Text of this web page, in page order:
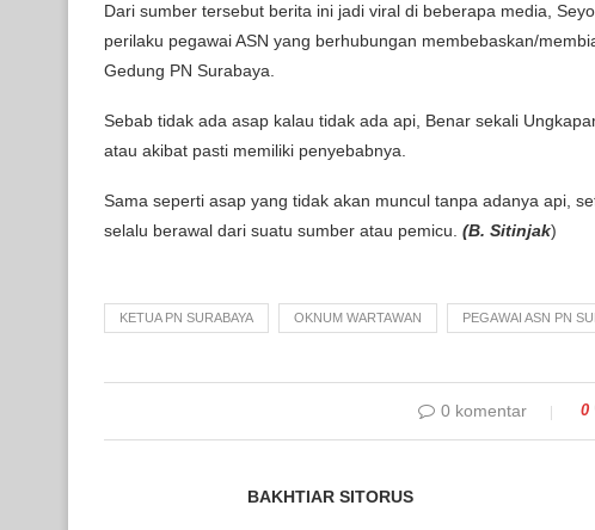
Dari sumber tersebut berita ini jadi viral di beberapa media,
perilaku pegawai ASN yang berhubungan membebaskan/
Gedung PN Surabaya.
Sebab tidak ada asap kalau tidak ada api, Benar sekali
atau akibat pasti memiliki penyebabnya.
Sama seperti asap yang tidak akan muncul tanpa adanya api,
selalu berawal dari suatu sumber atau pemicu. (B. Sitinjak)
KETUA PN SURABAYA OKNUM WARTAWAN PEGAWAI ASN PN
0 komentar 0
BAKHTIAR SITORUS